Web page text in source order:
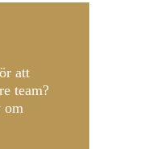
att
team?
om